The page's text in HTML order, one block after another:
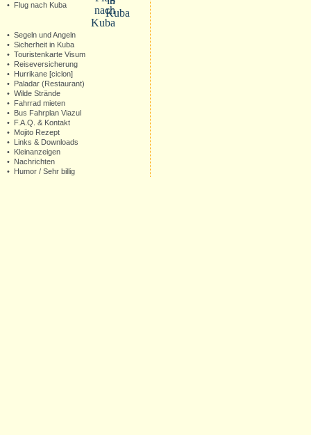
• Flug nach Kuba
• Segeln und Angeln
• Sicherheit in Kuba
• Touristenkarte Visum
• Reiseversicherung
• Hurrikane [ciclon]
• Paladar (Restaurant)
• Wilde Strände
• Fahrrad mieten
• Bus Fahrplan Viazul
• F.A.Q. & Kontakt
• Mojito Rezept
• Links & Downloads
• Kleinanzeigen
• Nachrichten
• Humor / Sehr billig